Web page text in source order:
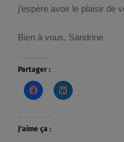
j’espère avoir le plaisir de
Bien à vous, Sandrine
Partager :
J’aime ça :